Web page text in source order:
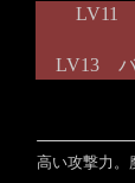
LV11
LV13 バ
高い攻撃力。